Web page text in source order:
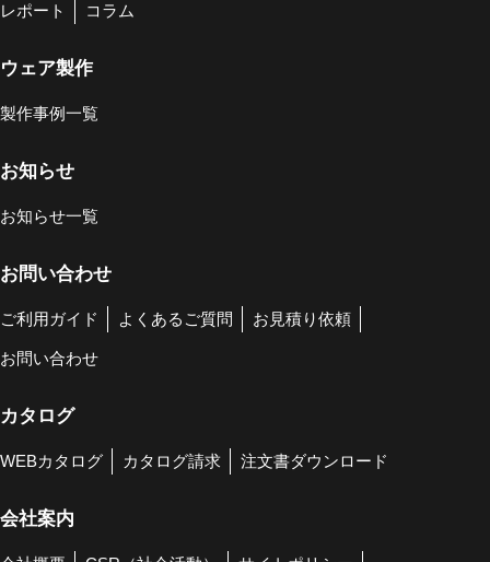
レポート コラム
ウェア製作
製作事例一覧
お知らせ
お知らせ一覧
お問い合わせ
ご利用ガイド よくあるご質問 お見積り依頼
お問い合わせ
カタログ
WEBカタログ カタログ請求 注文書ダウンロード
会社案内